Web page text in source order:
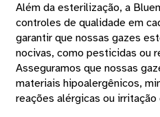
Além da esterilização, a
controles de qualidade em
garantir que nossas gazes
nocivas, como pesticidas ou
Asseguramos que nossas
materiais hipoalergênicos,
reações alérgicas ou